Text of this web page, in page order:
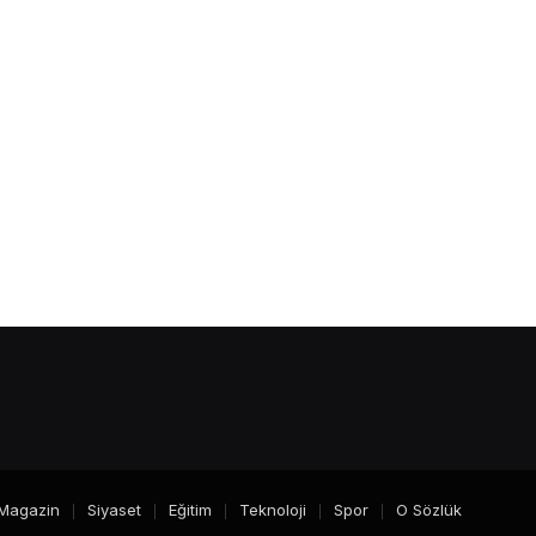
Siyaset Eğitim Teknoloji Spor O Sözlük